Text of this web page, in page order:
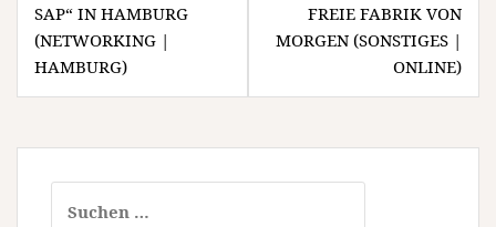
SAP“ IN HAMBURG
(NETWORKING |
HAMBURG)
FREIE FABRIK VON
MORGEN (SONSTIGES |
ONLINE)
nach: